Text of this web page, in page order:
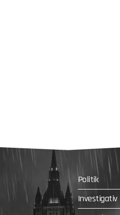
Politik
Investigativ